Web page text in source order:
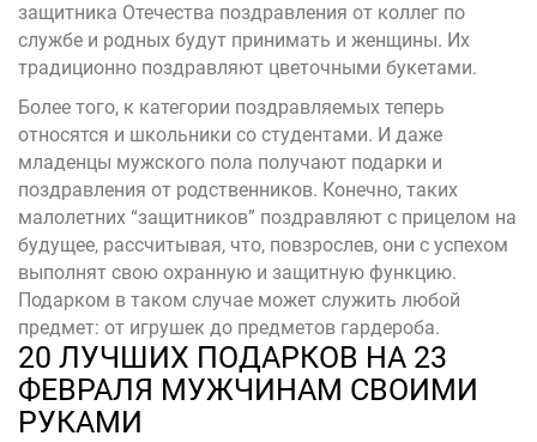
защитника Отечества поздравления от коллег по
службе и родных будут принимать и женщины. Их
традиционно поздравляют цветочными букетами.
Более того, к категории поздравляемых теперь
относятся и школьники со студентами. И даже
младенцы мужского пола получают подарки и
поздравления от родственников. Конечно, таких
малолетних “защитников” поздравляют с прицелом на
будущее, рассчитывая, что, повзрослев, они с успехом
выполнят свою охранную и защитную функцию.
Подарком в таком случае может служить любой
предмет: от игрушек до предметов гардероба.
20 ЛУЧШИХ ПОДАРКОВ НА 23
ФЕВРАЛЯ МУЖЧИНАМ СВОИМИ
РУКАМИ